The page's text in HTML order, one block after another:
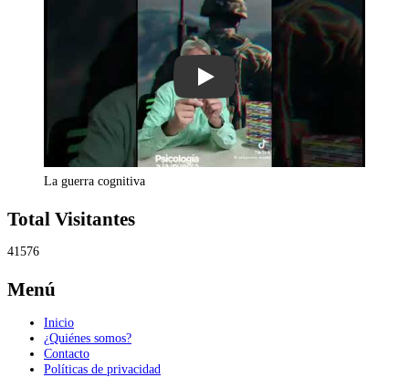
Play
La guerra cognitiva
Total Visitantes
41576
Menú
Inicio
¿Quiénes somos?
Contacto
Políticas de privacidad